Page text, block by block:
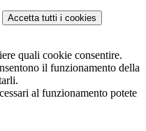
Accetta tutti i cookies
quali cookie consentire.
il funzionamento della
al funzionamento potete